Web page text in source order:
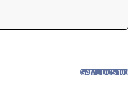
GAME DOS 100